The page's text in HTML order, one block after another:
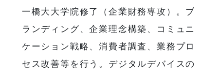
一橋大大学院修了（企業財務専攻）。ブ
ランディング、企業理念構築、コミュニ
ケーション戦略、消費者調査、業務プロ
セス改善等を行う。デジタルデバイスの